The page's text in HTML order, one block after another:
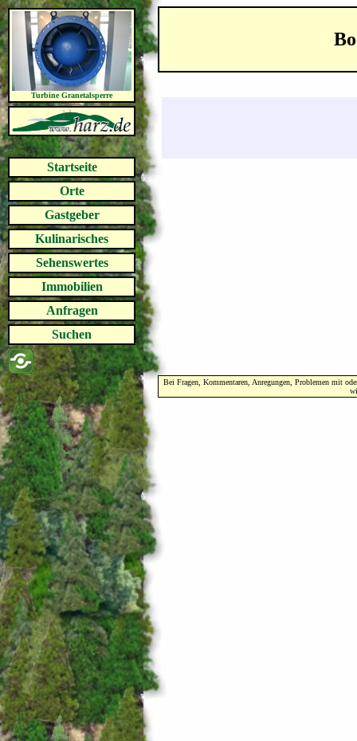
Turbine Granetalsperre
Startseite
Orte
Gastgeber
Kulinarisches
Sehenswertes
Immobilien
Anfragen
Suchen
Bei Fragen, Kommentaren, Anregungen, Problemen mit